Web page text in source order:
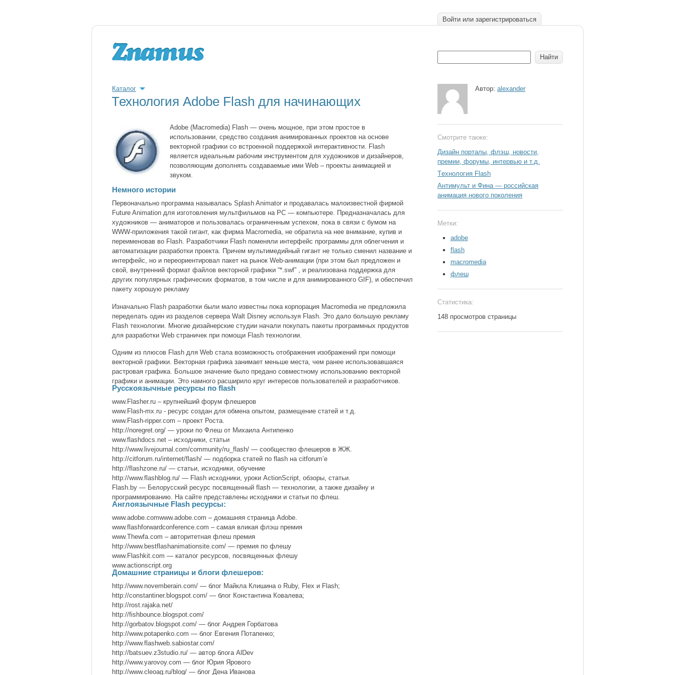
Войти или зарегистрироваться
Каталог
Технология Adobe Flash для начинающих
Adobe (Macromedia) Flash — очень мощное, при этом простое в
использовании, средство создания анимированных проектов на основе
векторной графики со встроенной поддержкой интерактивности. Flash
является идеальным рабочим инструментом для художников и дизайнеров,
позволяющим дополнять создаваемые ими Web – проекты анимацией и
звуком.
Немного истории
Первоначально программа называлась Splash Animator и продавалась малоизвестной фирмой
Future Animation для изготовления мультфильмов на PC — компьютере. Предназначалась для
художников — аниматоров и пользовалась ограниченным успехом, пока в связи с бумом на
WWW-приложения такой гигант, как фирма Macromedia, не обратила на нее внимание, купив и
переименовав во Flash. Разработчики Flash поменяли интерфейс программы для облегчения и
автоматизации разработки проекта. Причем мультимедийный гигант не только сменил название и
интерфейс, но и переориентировал пакет на рынок Web-анимации (при этом был предложен и
свой, внутренний формат файлов векторной графики “*.swf” , и реализована поддержка для
других популярных графических форматов, в том числе и для анимированного GIF), и обеспечил
пакету хорошую рекламу
Изначально Flash разработки были мало известны пока корпорация Macromedia не предложила
переделать один из разделов сервера Walt Disney используя Flash. Это дало большую рекламу
Flash технологии. Многие дизайнерские студии начали покупать пакеты программных продуктов
для разработки Web страничек при помощи Flash технологии.
Одним из плюсов Flash для Web стала возможность отображения изображений при помощи
векторной графики. Векторная графика занимает меньше места, чем ранее использовавшаяся
растровая графика. Большое значение было предано совместному использованию векторной
графики и анимации. Это намного расширило круг интересов пользователей и разработчиков.
Русскоязычные ресурсы по flash
www.Flasher.ru – крупнейший форум флешеров
www.Flash-mx.ru - ресурс создан для обмена опытом, размещение статей и т.д.
www.Flash-ripper.com – проект Роста.
http://noregret.org/ — уроки по Флеш от Михаила Антипенко
www.flashdocs.net – исходники, статьи
http://www.livejournal.com/community/ru_flash/ — сообщество флешеров в ЖЖ.
http://citforum.ru/internet/flash/ — подборка статей по flash на citforum’е
http://flashzone.ru/ — статьи, исходники, обучение
http://www.flashblog.ru/ — Flash исходники, уроки ActionScript, обзоры, статьи.
Flash.by — Белорусский ресурс посвященный flash — технологии, а также дизайну и
программированию. На сайте представлены исходники и статьи по флеш.
Англоязычные Flash ресурсы:
www.adobe.comwww.adobe.com – домашняя страница Adobe.
www.flashforwardconference.com – самая вликая флэш премия
www.Thewfa.com – авторитетная флеш премия
http://www.bestflashanimationsite.com/ — премия по флешу
www.Flashkit.com — каталог ресурсов, посвященных флешу
www.actionscript.org
Домашние страницы и блоги флешеров:
http://www.novemberain.com/ — блог Майкла Клишина o Ruby, Flex и Flash;
http://constantiner.blogspot.com/ — блог Константина Ковалева;
http://rost.rajaka.net/
http://fishbounce.blogspot.com/
http://gorbatov.blogspot.com/ — блог Андрея Горбатова
http://www.potapenko.com — блог Евгения Потапенко;
http://www.flashweb.sabiostar.com/
http://batsuev.z3studio.ru/ — автор блога AlDev
http://www.yarovoy.com — блог Юрия Ярового
http://www.cleoag.ru/blog/ — блог Дена Иванова
Автор: alexander
Смотрите также:
Дизайн порталы, флэш, новости,
премии, форумы, интервью и т.д.
Tехнология Flash
Антимульт и Фина — российская
анимация нового поколения
Метки:
adobe
flash
macromedia
флеш
Статистика:
148 просмотров страницы